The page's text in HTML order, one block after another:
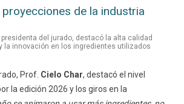
proyecciones de la industria
presidenta del jurado, destacó la alta calidad
la innovación en los ingredientes utilizados
Prof. Cielo Char, destacó el nivel
la edición 2026 y los giros en la